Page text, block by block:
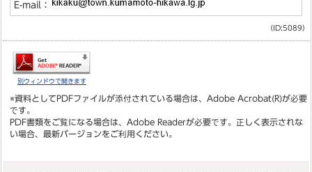
E-mail：
（ID:5089）
別ウィンドウで開きます
※資料としてPDFファイルが添付されている場合は、 Adobe Acrobat(R)が必要
です。
PDF書類をご覧になる場合は、 Adobe Readerが必要です。正しく表示されな
い場合、最新バージョンをご利用ください。